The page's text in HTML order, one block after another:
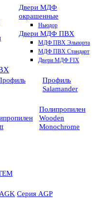
Двери МДФ
окрашенные
Ньюдор
Двери МДФ ПВХ
МДФ ПВХ Эльпорта
МДФ ПВХ Стандарт
Двери МДФ FIX
Профиль
Salamander
Полипропилен
Wooden
Monochrome
Серия AGP